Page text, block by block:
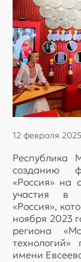
12 февраля
созданию
«Россия» на
участия в
«Россия»,
ноября 2023
региона
имени